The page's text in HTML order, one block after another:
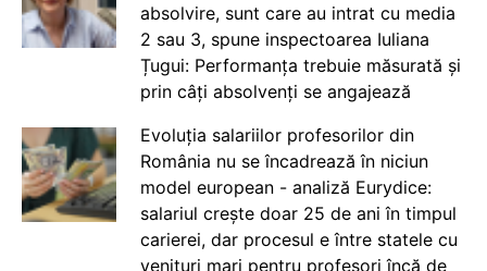
absolvire, sunt care au intrat cu media
2 sau 3, spune inspectoarea Iuliana
Țugui: Performanța trebuie măsurată și
prin câți absolvenți se angajează
Evoluția salariilor profesorilor din
România nu se încadrează în niciun
model european - analiză Eurydice:
salariul crește doar 25 de ani în timpul
carierei, dar procesul e între statele cu
venituri mari pentru profesori încă de